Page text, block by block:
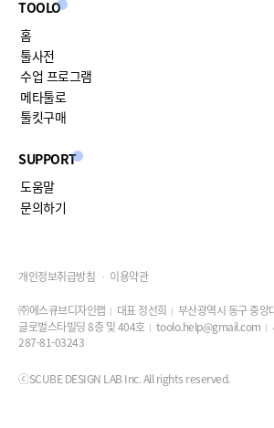
TOOLO
홈
툴사전
수업 프로그램
메타툴로
툴킷구매
SUPPORT
도움말
문의하기
개인정보취급방침 이용약관
㈜에스큐브디자인랩 대표 정선희
부산광역시 동구 중
글로벌스타빌딩 8층 및 404호
toolo.help@gmail.com
287-81-03243
ⓒSCUBE DESIGN LAB Inc. All rights reserved.